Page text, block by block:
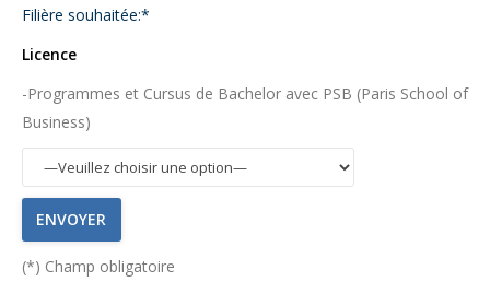
Filière souhaitée:*
Licence
-Programmes et Cursus de Bachelor avec PSB (Paris School of
Business)
(*) Champ obligatoire